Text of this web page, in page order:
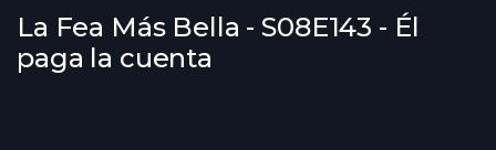
La Fea Más Bella - S08E143 - Él
paga la cuenta